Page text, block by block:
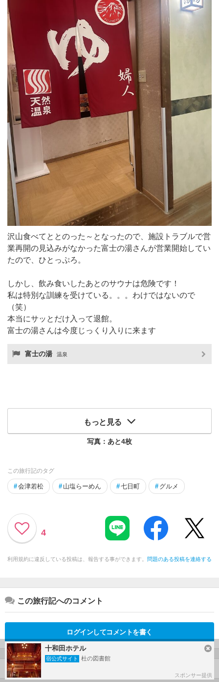
沢山食べてととのった～となったので、施設トラブルで営
業再開の見込みがなかった富士の湯さんが営業開始してい
たので、ひとっぷろ。
しかし、飲み食いしたあとのサウナは危険です！
私は特別な訓練を受けている。。。わけではないので
（笑）
本当にサッとだけ入って退館。
富士の湯さんは今度じっくり入りに来ます
富士の湯 温泉
もっと見る
写真：あと4枚
この旅行記のタグ
#会津若松 # 山塩らーめん #七日町 # グルメ
4
利用規約に違反している投稿は、報告する事ができます。 問題のある投稿を連絡する
この旅行記へのコメント
ログインしてコメントを書く
十和田ホテル
宿公式サイト 杜の図書館
スポンサー提供